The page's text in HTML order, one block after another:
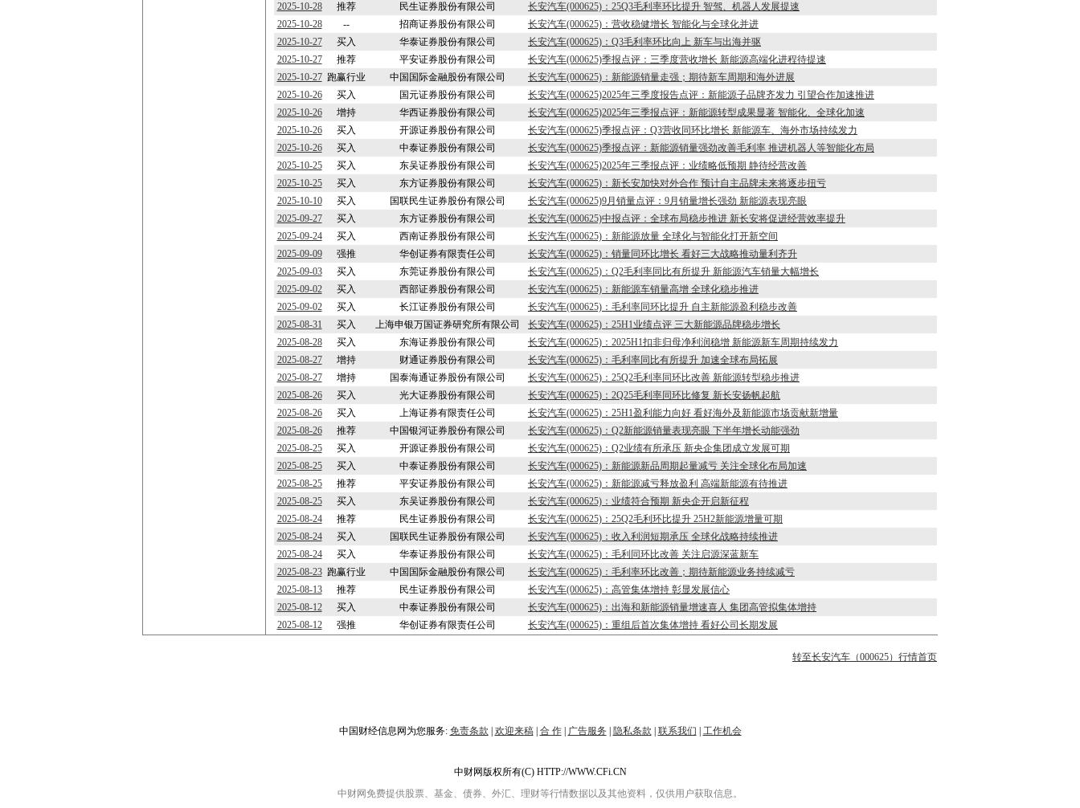
2025-10-28
推荐 民生证券股份有限公司
长安汽车(000625)：25Q3毛利率环比提升 智驾、机器人发展提速
2025-10-28
-- 招商证券股份有限公司
长安汽车(000625)：营收稳健增长 智能化与全球化并进
2025-10-27
买入 华泰证券股份有限公司
长安汽车(000625)：Q3毛利率环比向上 新车与出海并驱
2025-10-27
推荐 平安证券股份有限公司
长安汽车(000625)季报点评：三季度营收增长 新能源高端化进程待提速
2025-10-27 跑赢行业 中国国际金融股份有限公司
长安汽车(000625)：新能源销量走强；期待新车周期和海外进展
2025-10-26
买入 国元证券股份有限公司
长安汽车(000625)2025年三季度报告点评：新能源子品牌齐发力 引望合作加速推进
2025-10-26
增持 华西证券股份有限公司
长安汽车(000625)2025年三季报点评：新能源转型成果显著 智能化、全球化加速
2025-10-26
买入 开源证券股份有限公司
长安汽车(000625)季报点评：Q3营收同环比增长 新能源车、海外市场持续发力
2025-10-26
买入 中泰证券股份有限公司
长安汽车(000625)季报点评：新能源销量强劲改善毛利率 推进机器人等智能化布局
2025-10-25
买入 东吴证券股份有限公司
长安汽车(000625)2025年三季报点评：业绩略低预期 静待经营改善
2025-10-25
买入 东方证券股份有限公司
长安汽车(000625)：新长安加快对外合作 预计自主品牌未来将逐步扭亏
2025-10-10
买入 国联民生证券股份有限公司
长安汽车(000625)9月销量点评：9月销量增长强劲 新能源表现亮眼
2025-09-27
买入 东方证券股份有限公司
长安汽车(000625)中报点评：全球布局稳步推进 新长安将促进经营效率提升
2025-09-24
买入 西南证券股份有限公司
长安汽车(000625)：新能源放量 全球化与智能化打开新空间
2025-09-09
强推 华创证券有限责任公司
长安汽车(000625)：销量同环比增长 看好三大战略推动量利齐升
2025-09-03
买入 东莞证券股份有限公司
长安汽车(000625)：Q2毛利率同比有所提升 新能源汽车销量大幅增长
2025-09-02
买入 西部证券股份有限公司
长安汽车(000625)：新能源车销量高增 全球化稳步推进
2025-09-02
买入 长江证券股份有限公司
长安汽车(000625)：毛利率同环比提升 自主新能源盈利稳步改善
2025-08-31
买入 上海申银万国证券研究所有限公司
长安汽车(000625)：25H1业绩点评 三大新能源品牌稳步增长
2025-08-28
买入 东海证券股份有限公司
长安汽车(000625)：2025H1扣非归母净利润稳增 新能源新车周期持续发力
2025-08-27
增持 财通证券股份有限公司
长安汽车(000625)：毛利率同比有所提升 加速全球布局拓展
2025-08-27
增持 国泰海通证券股份有限公司
长安汽车(000625)：25Q2毛利率同环比改善 新能源转型稳步推进
2025-08-26
买入 光大证券股份有限公司
长安汽车(000625)：2Q25毛利率同环比修复 新长安扬帆起航
2025-08-26
买入 上海证券有限责任公司
长安汽车(000625)：25H1盈利能力向好 看好海外及新能源市场贡献新增量
2025-08-26
推荐 中国银河证券股份有限公司
长安汽车(000625)：Q2新能源销量表现亮眼 下半年增长动能强劲
2025-08-25
买入 开源证券股份有限公司
长安汽车(000625)：Q2业绩有所承压 新央企集团成立发展可期
2025-08-25
买入 中泰证券股份有限公司
长安汽车(000625)：新能源新品周期起量减亏 关注全球化布局加速
2025-08-25
推荐 平安证券股份有限公司
长安汽车(000625)：新能源减亏释放盈利 高端新能源有待推进
2025-08-25
买入 东吴证券股份有限公司
长安汽车(000625)：业绩符合预期 新央企开启新征程
2025-08-24
推荐 民生证券股份有限公司
长安汽车(000625)：25Q2毛利环比提升 25H2新能源增量可期
2025-08-24
买入 国联民生证券股份有限公司
长安汽车(000625)：收入利润短期承压 全球化战略持续推进
2025-08-24
买入 华泰证券股份有限公司
长安汽车(000625)：毛利同环比改善 关注启源深蓝新车
2025-08-23 跑赢行业 中国国际金融股份有限公司
长安汽车(000625)：毛利率环比改善；期待新能源业务持续减亏
2025-08-13
推荐 民生证券股份有限公司
长安汽车(000625)：高管集体增持 彰显发展信心
2025-08-12
买入 中泰证券股份有限公司
长安汽车(000625)：出海和新能源销量增速喜人 集团高管拟集体增持
2025-08-12
强推 华创证券有限责任公司 长安汽车(000625)：重组后首次集体增持 看好公司长期发展
转至长安汽车（000625）行情首页
中国财经信息网为您服务: 免责条款 欢迎来稿| 合 作| 广告服务 隐私条款 联系我们 工作机会
中财网版权所有(C) HTTP://WWW.CFi.CN
中财网免费提供股票、基金、债券、外汇、理财等行情数据以及其他资料，仅供用户获取信息。